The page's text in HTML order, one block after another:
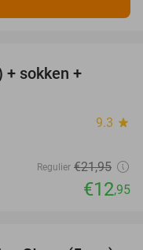
+ sokken +
9.3 star
Regulier €21,95
€12,95